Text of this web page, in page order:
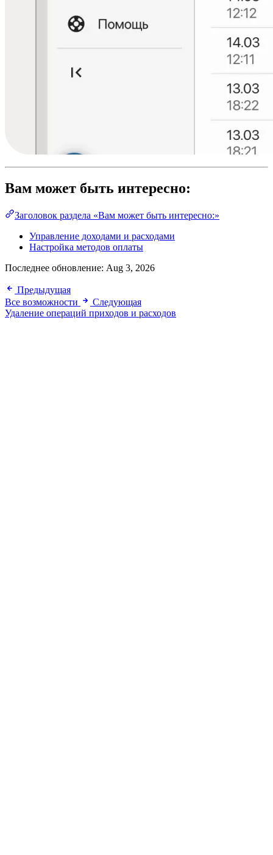
Вам может быть интересно:
Заголовок раздела «Вам может быть интересно:»
Управление доходами и расходами
Настройка методов оплаты
Последнее обновление: Aug 3, 2026
Предыдущая
Все возможности
Следующая
Удаление операций приходов и расходов